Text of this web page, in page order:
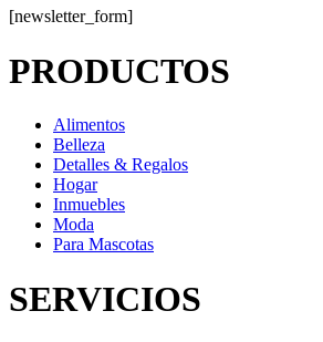
[newsletter_form]
PRODUCTOS
Alimentos
Belleza
Detalles & Regalos
Hogar
Inmuebles
Moda
Para Mascotas
SERVICIOS